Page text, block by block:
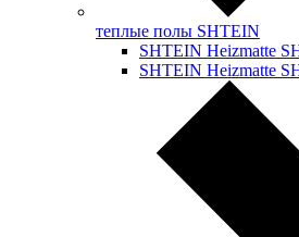
теплые полы SHTEIN
SHTEIN Heizmatte
SHTEIN Heizmatte